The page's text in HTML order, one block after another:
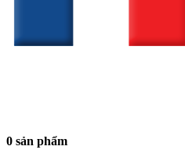
0 sản phẩm